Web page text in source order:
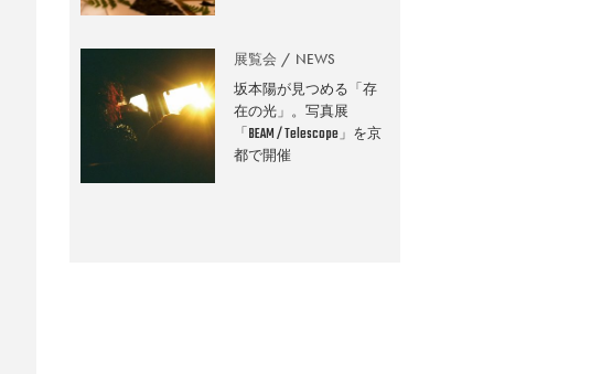
展覧会 NEWS
坂本陽が見つめる「存
在の光」。写真展
「BEAM / Telescope」を京
都で開催